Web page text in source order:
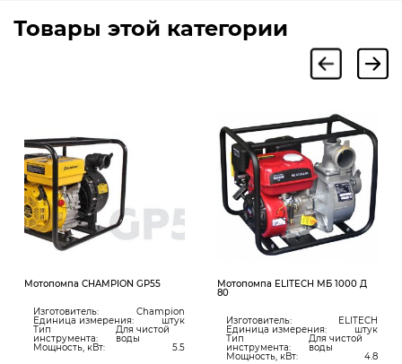
Товары этой категории
Мотопомпа CHAMPION GP55
Изготовитель: Champion
Единица измерения: штук
Тип
инструмента:
Для чистой
воды
Мощность, кВт: 5.5
Мотопомпа ELITECH МБ 1000 Д
80
Изготовитель: ELITECH
Единица измерения: штук
Тип
инструмента:
Для чистой
воды
Мощность, кВт:
4.8